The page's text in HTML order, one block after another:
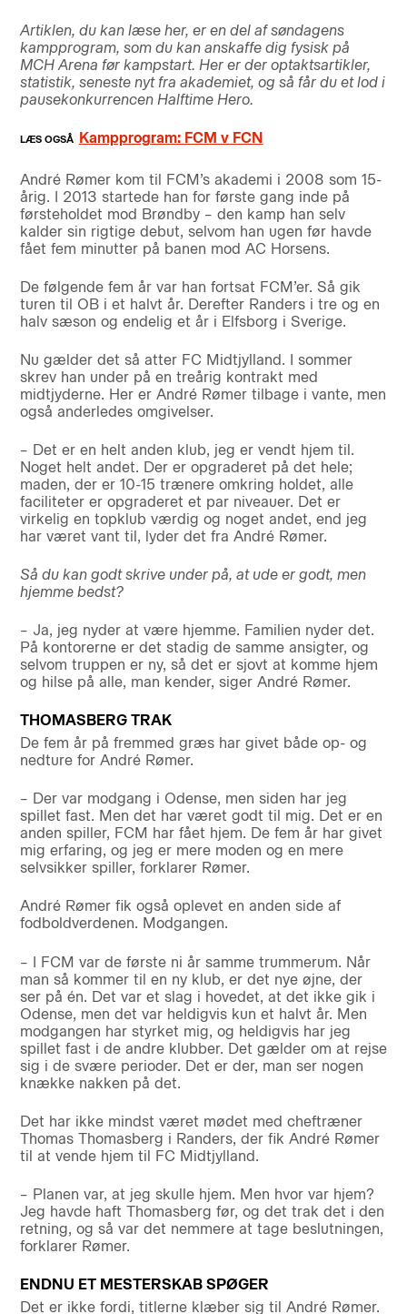
Artiklen, du kan læse her, er en del af søndagens
kampprogram, som du kan anskaffe dig fysisk på
MCH Arena før kampstart. Her er der optaktsartikler,
statistik, seneste nyt fra akademiet, og så får du et lod i
pausekonkurrencen Halftime Hero.
Kampprogram: FCM v FCN
André Rømer kom til FCM’s akademi i 2008 som 15-
årig. I 2013 startede han for første gang inde på
førsteholdet mod Brøndby – den kamp han selv
kalder sin rigtige debut, selvom han ugen før havde
fået fem minutter på banen mod AC Horsens.
De følgende fem år var han fortsat FCM’er. Så gik
turen til OB i et halvt år. Derefter Randers i tre og en
halv sæson og endelig et år i Elfsborg i Sverige.
Nu gælder det så atter FC Midtjylland. I sommer
skrev han under på en treårig kontrakt med
midtjyderne. Her er André Rømer tilbage i vante, men
også anderledes omgivelser.
– Det er en helt anden klub, jeg er vendt hjem til.
Noget helt andet. Der er opgraderet på det hele;
maden, der er 10-15 trænere omkring holdet, alle
faciliteter er opgraderet et par niveauer. Det er
virkelig en topklub værdig og noget andet, end jeg
har været vant til, lyder det fra André Rømer.
Så du kan godt skrive under på, at ude er godt, men
hjemme bedst?
– Ja, jeg nyder at være hjemme. Familien nyder det.
På kontorerne er det stadig de samme ansigter, og
selvom truppen er ny, så det er sjovt at komme hjem
og hilse på alle, man kender, siger André Rømer.
THOMASBERG TRAK
De fem år på fremmed græs har givet både op- og
nedture for André Rømer.
– Der var modgang i Odense, men siden har jeg
spillet fast. Men det har været godt til mig. Det er en
anden spiller, FCM har fået hjem. De fem år har givet
mig erfaring, og jeg er mere moden og en mere
selvsikker spiller, forklarer Rømer.
André Rømer fik også oplevet en anden side af
fodboldverdenen. Modgangen.
– I FCM var de første ni år samme trummerum. Når
man så kommer til en ny klub, er det nye øjne, der
ser på én. Det var et slag i hovedet, at det ikke gik i
Odense, men det var heldigvis kun et halvt år. Men
modgangen har styrket mig, og heldigvis har jeg
spillet fast i de andre klubber. Det gælder om at rejse
sig i de svære perioder. Det er der, man ser nogen
knække nakken på det.
Det har ikke mindst været mødet med cheftræner
Thomas Thomasberg i Randers, der fik André Rømer
til at vende hjem til FC Midtjylland.
– Planen var, at jeg skulle hjem. Men hvor var hjem?
Jeg havde haft Thomasberg før, og det trak det i den
retning, og så var det nemmere at tage beslutningen,
forklarer Rømer.
ENDNU ET MESTERSKAB SPØGER
Det er ikke fordi, titlerne klæber sig til André Rømer.